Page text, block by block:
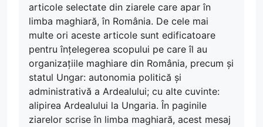
articole selectate din ziarele care apar în
limba maghiară, în România. De cele mai
multe ori aceste articole sunt edificatoare
pentru înțelegerea scopului pe care îl au
organizațiile maghiare din România, precum și
statul Ungar: autonomia politică și
administrativă a Ardealului; cu alte cuvinte:
alipirea Ardealului la Ungaria. În paginile
ziarelor scrise în limba maghiară, acest mesaj